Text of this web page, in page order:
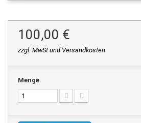
100,00 €
zzgl. MwSt und Versandkosten
Menge